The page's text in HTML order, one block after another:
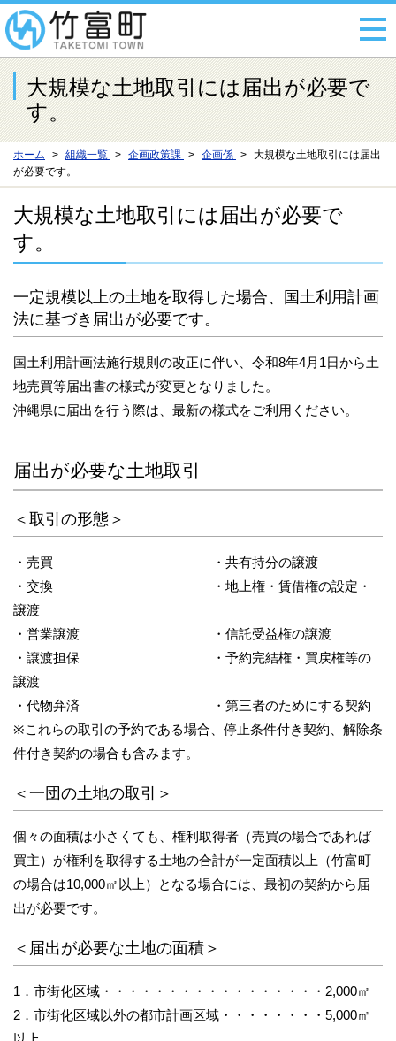
大規模な土地取引には届出が必要で
す。
ホーム 組織一覧 企画政策課 企画係
大規模な土地取引には届出
が必要です。
大規模な土地取引には届出が必要で
す。
一定規模以上の土地を取得した場合、国土利用計画
法に基づき届出が必要です。
国土利用計画法施行規則の改正に伴い、令和8年4月1日から土
地売買等届出書の様式が変更となりました。
沖縄県に届出を行う際は、最新の様式をご利用ください。
届出が必要な土地取引
＜取引の形態＞
・売買 ・共有持分の譲渡
・交換 ・地上権・賃借権の設定・
譲渡
・営業譲渡 ・信託受益権の譲渡
・譲渡担保 ・予約完結権・買戻権等の
譲渡
・代物弁済 ・第三者のためにする契約
※これらの取引の予約である場合、停止条件付き契約、解除条
件付き契約の場合も含みます。
＜一団の土地の取引＞
個々の面積は小さくても、権利取得者（売買の場合であれば
買主）が権利を取得する土地の合計が一定面積以上（竹富町
の場合は10,000㎡以上）となる場合には、最初の契約から届
出が必要です。
＜届出が必要な土地の面積＞
1．市街化区域・・・・・・・・・・・・・・・・・2,000㎡
2．市街化区域以外の都市計画区域・・・・・・・・5,000㎡